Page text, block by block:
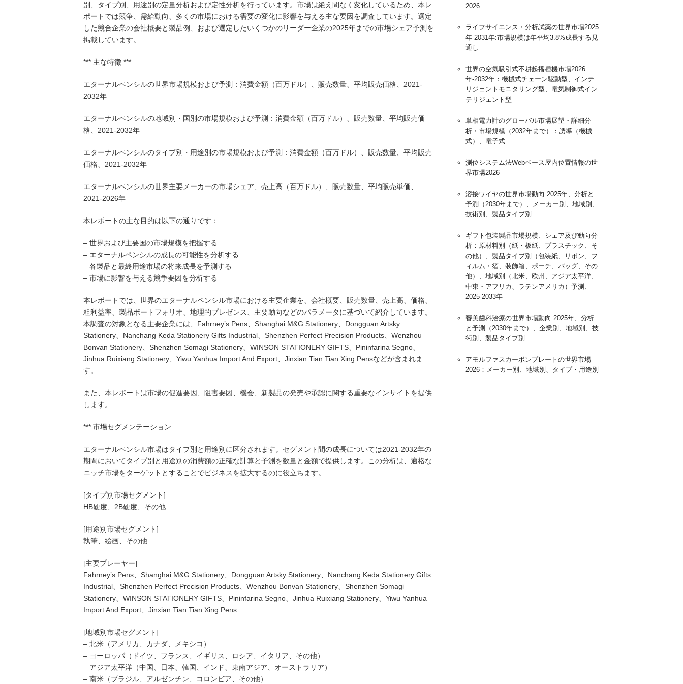
別、タイプ別、用途別の定量分析および定性分析を行っています。市場は絶え間なく変化しているため、本レ
ポートでは競争、需給動向、多くの市場における需要の変化に影響を与える主な要因を調査しています。選定
した競合企業の会社概要と製品例、および選定したいくつかのリーダー企業の2025年までの市場シェア予測を
掲載しています。
*** 主な特徴 ***
エターナルペンシルの世界市場規模および予測：消費金額（百万ドル）、販売数量、平均販売価格、2021-
2032年
エターナルペンシルの地域別・国別の市場規模および予測：消費金額（百万ドル）、販売数量、平均販売価
格、2021-2032年
エターナルペンシルのタイプ別・用途別の市場規模および予測：消費金額（百万ドル）、販売数量、平均販売
価格、2021-2032年
エターナルペンシルの世界主要メーカーの市場シェア、売上高（百万ドル）、販売数量、平均販売単価、
2021-2026年
本レポートの主な目的は以下の通りです：
– 世界および主要国の市場規模を把握する
– エターナルペンシルの成長の可能性を分析する
– 各製品と最終用途市場の将来成長を予測する
– 市場に影響を与える競争要因を分析する
本レポートでは、世界のエターナルペンシル市場における主要企業を、会社概要、販売数量、売上高、価格、
粗利益率、製品ポートフォリオ、地理的プレゼンス、主要動向などのパラメータに基づいて紹介しています。
本調査の対象となる主要企業には、Fahrney’s Pens、Shanghai M&G Stationery、Dongguan Artsky
Stationery、Nanchang Keda Stationery Gifts Industrial、Shenzhen Perfect Precision Products、Wenzhou
Bonvan Stationery、Shenzhen Somagi Stationery、WINSON STATIONERY GIFTS、Pininfarina Segno、
Jinhua Ruixiang Stationery、Yiwu Yanhua Import And Export、Jinxian Tian Tian Xing Pensなどが含まれま
す。
また、本レポートは市場の促進要因、阻害要因、機会、新製品の発売や承認に関する重要なインサイトを提供
します。
*** 市場セグメンテーション
エターナルペンシル市場はタイプ別と用途別に区分されます。セグメント間の成長については2021-2032年の
期間においてタイプ別と用途別の消費額の正確な計算と予測を数量と金額で提供します。この分析は、適格な
ニッチ市場をターゲットとすることでビジネスを拡大するのに役立ちます。
[タイプ別市場セグメント]
HB硬度、2B硬度、その他
[用途別市場セグメント]
執筆、絵画、その他
[主要プレーヤー]
Fahrney’s Pens、Shanghai M&G Stationery、Dongguan Artsky Stationery、Nanchang Keda Stationery Gifts
Industrial、Shenzhen Perfect Precision Products、Wenzhou Bonvan Stationery、Shenzhen Somagi
Stationery、WINSON STATIONERY GIFTS、Pininfarina Segno、Jinhua Ruixiang Stationery、Yiwu Yanhua
Import And Export、Jinxian Tian Tian Xing Pens
[地域別市場セグメント]
– 北米（アメリカ、カナダ、メキシコ）
– ヨーロッパ（ドイツ、フランス、イギリス、ロシア、イタリア、その他）
– アジア太平洋（中国、日本、韓国、インド、東南アジア、オーストラリア）
– 南米（ブラジル、アルゼンチン、コロンビア、その他）
2026
ライフサイエンス・分析試薬の世界市場2025
年-2031年:市場規模は年平均3.8%成長する見
通し
世界の空気吸引式不耕起播種機市場2026
年-2032年：機械式チェーン駆動型、インテ
リジェントモニタリング型、電気制御式イン
テリジェント型
単相電力計のグローバル市場展望・詳細分
析・市場規模（2032年まで）：誘導（機械
式）、電子式
測位システム法Webベース屋内位置情報の世
界市場2026
溶接ワイヤの世界市場動向 2025年、分析と
予測（2030年まで）、メーカー別、地域別、
技術別、製品タイプ別
ギフト包装製品市場規模、シェア及び動向分
析：原材料別（紙・板紙、プラスチック、そ
の他）、製品タイプ別（包装紙、リボン、フ
ィルム・箔、装飾箱、ポーチ、バッグ、その
他）、地域別（北米、欧州、アジア太平洋、
中東・アフリカ、ラテンアメリカ）予測、
2025-2033年
審美歯科治療の世界市場動向 2025年、分析
と予測（2030年まで）、企業別、地域別、技
術別、製品タイプ別
アモルファスカーボンプレートの世界市場
2026：メーカー別、地域別、タイプ・用途別